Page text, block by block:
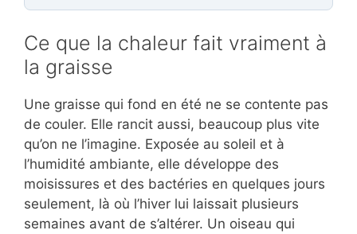
Ce que la chaleur fait vraiment à
la graisse
Une graisse qui fond en été ne se contente pas
de couler. Elle rancit aussi, beaucoup plus vite
qu’on ne l’imagine. Exposée au soleil et à
l’humidité ambiante, elle développe des
moisissures et des bactéries en quelques jours
seulement, là où l’hiver lui laissait plusieurs
semaines avant de s’altérer. Un oiseau qui